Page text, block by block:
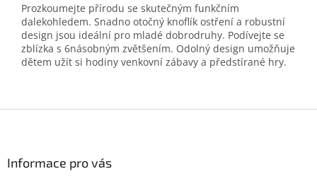
Prozkoumejte přírodu se skutečným funkčním
dalekohledem. Snadno otočný knoflík ostření a robustní
design jsou ideální pro mladé dobrodruhy. Podívejte se
zblízka s 6násobným zvětšením. Odolný design umožňuje
dětem užít si hodiny venkovní zábavy a předstírané hry.
Informace pro vás